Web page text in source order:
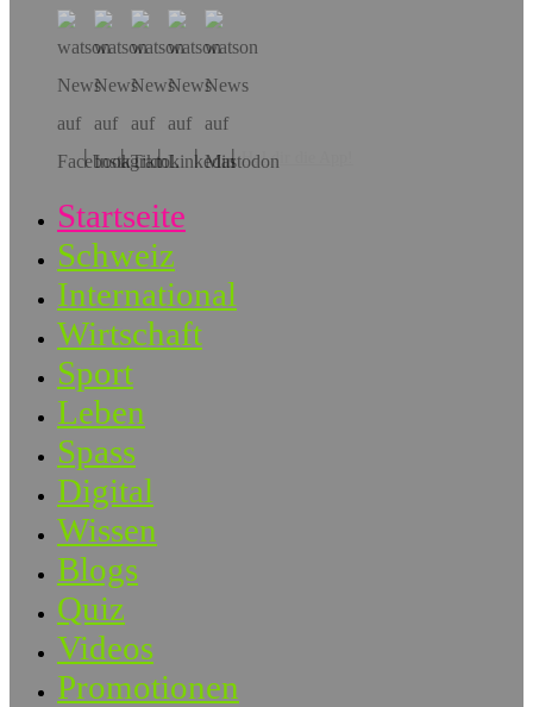
Hol dir die App!
Startseite
Schweiz
International
Wirtschaft
Sport
Leben
Spass
Digital
Wissen
Blogs
Quiz
Videos
Promotionen